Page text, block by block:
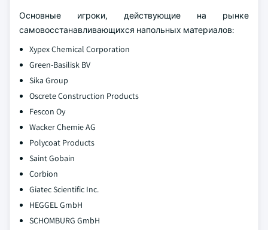
Основные игроки, действующие на рынке
самовосстанавливающихся напольных материалов:
Xypex Chemical Corporation
Green-Basilisk BV
Sika Group
Oscrete Construction Products
Fescon Oy
Wacker Chemie AG
Polycoat Products
Saint Gobain
Corbion
Giatec Scientific Inc.
HEGGEL GmbH
SCHOMBURG GmbH